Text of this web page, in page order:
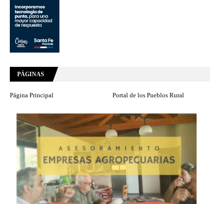
PÁGINAS
Página Principal Portal de los Pueblos Rural